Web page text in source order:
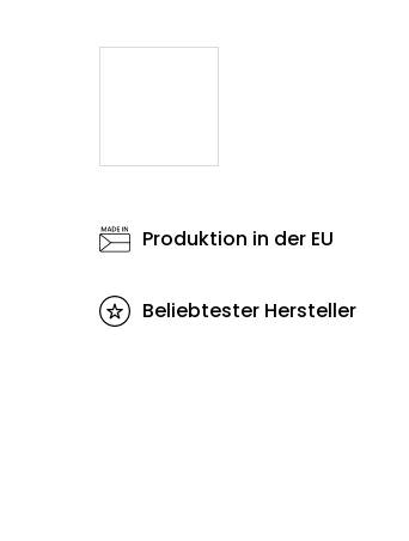
Produktion in der EU
Beliebtester Hersteller